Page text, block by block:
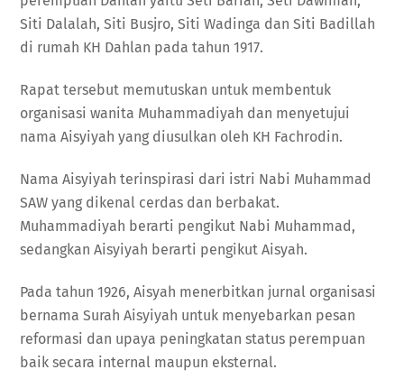
Siti Dalalah, Siti Busjro, Siti Wadinga dan Siti Badillah
di rumah KH Dahlan pada tahun 1917.
Rapat tersebut memutuskan untuk membentuk
organisasi wanita Muhammadiyah dan menyetujui
nama Aisyiyah yang diusulkan oleh KH Fachrodin.
Nama Aisyiyah terinspirasi dari istri Nabi Muhammad
SAW yang dikenal cerdas dan berbakat.
Muhammadiyah berarti pengikut Nabi Muhammad,
sedangkan Aisyiyah berarti pengikut Aisyah.
Pada tahun 1926, Aisyah menerbitkan jurnal organisasi
bernama Surah Aisyiyah untuk menyebarkan pesan
reformasi dan upaya peningkatan status perempuan
baik secara internal maupun eksternal.